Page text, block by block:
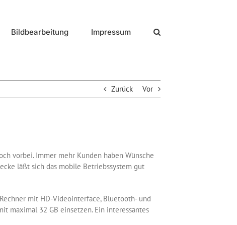
Bildbearbeitung Impressum
Zurück Vor
vorbei. Immer mehr Kunden haben Wünsche
läßt sich das mobile Betriebssystem gut
mit HD-Videointerface, Bluetooth- und
maximal 32 GB einsetzen. Ein interessantes